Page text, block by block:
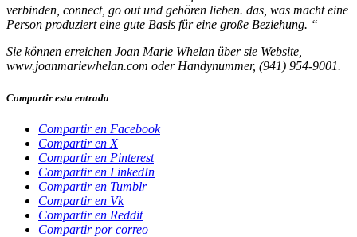
verbinden, connect, go out und gehören lieben. das, was macht eine
Person produziert eine gute Basis für eine große Beziehung. “
Sie können erreichen Joan Marie Whelan über sie Website,
www.joanmariewhelan.com oder Handynummer, (941) 954-9001.
Compartir esta entrada
Compartir en Facebook
Compartir en X
Compartir en Pinterest
Compartir en LinkedIn
Compartir en Tumblr
Compartir en Vk
Compartir en Reddit
Compartir por correo